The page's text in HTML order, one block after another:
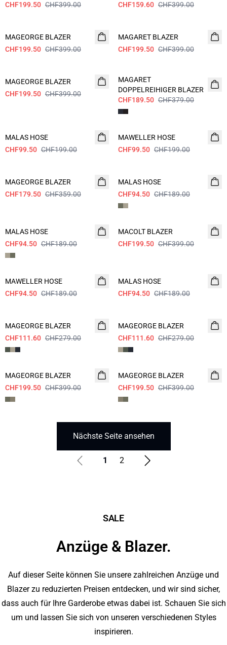
CHF199.50 CHF399.00
CHF159.60 CHF399.00
MAGEORGE BLAZER
CHF199.50 CHF399.00
MAGARET BLAZER
CHF199.50 CHF399.00
MAGEORGE BLAZER
CHF199.50 CHF399.00
MAGARET
DOPPELREIHIGER BLAZER
CHF189.50 CHF379.00
MALAS HOSE
CHF99.50 CHF199.00
- 50%
MAWELLER HOSE
CHF99.50 CHF199.00
MAGEORGE BLAZER
CHF179.50 CHF359.00
MALAS HOSE
CHF94.50 CHF189.00
MALAS HOSE
CHF94.50 CHF189.00
- 50%
MACOLT BLAZER
CHF199.50 CHF399.00
- 50%
MAWELLER HOSE
CHF94.50 CHF189.00
MALAS HOSE
CHF94.50 CHF189.00
MAGEORGE BLAZER
CHF111.60 CHF279.00
MAGEORGE BLAZER
CHF111.60 CHF279.00
- 50%
MAGEORGE BLAZER
CHF199.50 CHF399.00
- 50%
MAGEORGE BLAZER
CHF199.50 CHF399.00
Nächste Seite ansehen
1 2
SALE
Anzüge & Blazer.
Auf dieser Seite können Sie unsere zahlreichen Anzüge und
Blazer zu reduzierten Preisen entdecken, und wir sind sicher,
dass auch für Ihre Garderobe etwas dabei ist. Schauen Sie sich
um und lassen Sie sich von unseren verschiedenen Styles
inspirieren.